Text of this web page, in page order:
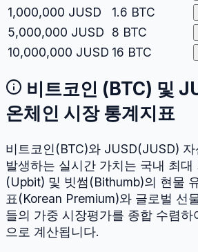
1,000,000 JUSD 1.6 BTC
5,000,000 JUSD 8 BTC
10,000,000 JUSD 16 BTC
비트코인 ( BTC) 및
온체인 시장 통계지표
비트코인 (BTC)와 JUSD(JUSD)
발생하는 실시간 가치는 국내 최대
(Upbit) 및 빗썸(Bithumb)의 현물
표(Korean Premium)와 글로벌 선
들의 가중 시장평가를 종합 수렴하
으로 계산됩니다.